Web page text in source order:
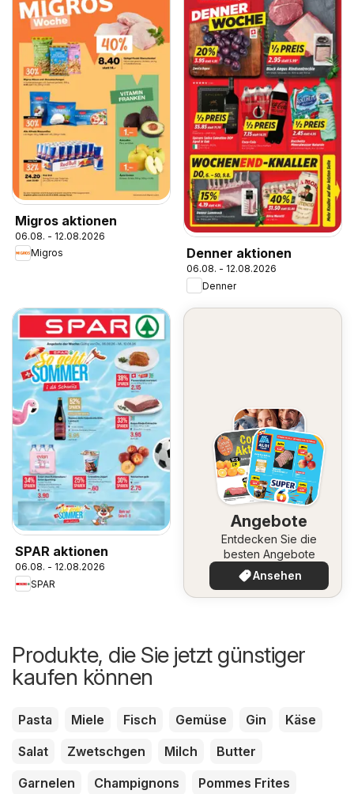
Migros aktionen
06.08. - 12.08.2026
Migros
Denner aktionen
06.08. - 12.08.2026
Denner
SPAR aktionen
06.08. - 12.08.2026
SPAR
Angebote
Entdecken Sie die
besten Angebote
Ansehen
Produkte, die Sie jetzt günstiger
kaufen können
Pasta Miele Fisch Gemüse Gin
Käse
Salat
Zwetschgen Milch
Butter
Garnelen
Champignons
Pommes Frites